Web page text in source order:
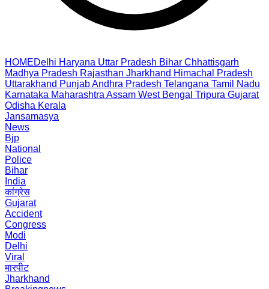
HOMEDelhi Haryana Uttar Pradesh Bihar Chhattisgarh
Madhya Pradesh Rajasthan Jharkhand Himachal Pradesh
Uttarakhand PunjabAndhra Pradesh Telangana Tamil Nadu
Karnataka Maharashtra Assam West Bengal Tripura Gujarat
Odisha Kerala
Jansamasya
News
Bjp
National
Police
Bihar
India
कांग्रेस
Gujarat
Accident
Congress
Modi
Delhi
Viral
मारपीट
Jharkhand